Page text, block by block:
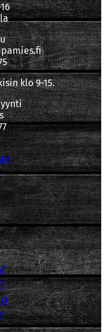
klo 9-15.